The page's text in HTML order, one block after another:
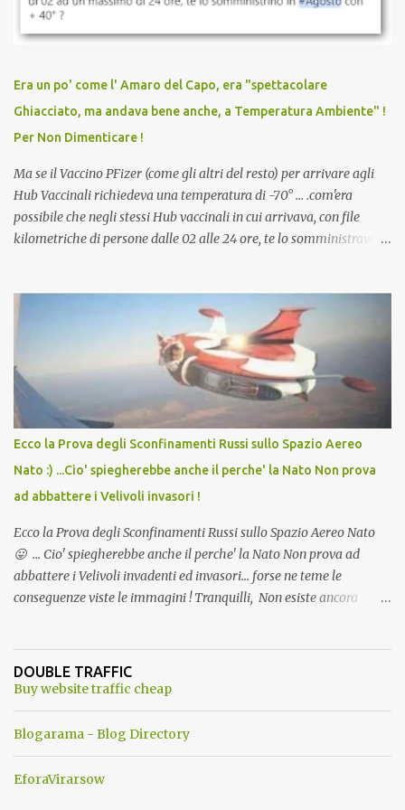
vaccinato, nessuno aveva prima cercato di farti sentire una
persona cattiva. Non avevamo mai visto un vaccino che minacci le
vaccino usato per minacciare i mezzi di sussistenza, il lavoro o la
scuola. Non avevamo mai visto un vaccino che permettesse a un
dodicenne di ignorare il consenso dei genitori. Dopo tutti i vaccini
che abbiamo elencato sopra...
Era un po' come l' Amaro del Capo, era "spettacolare
Ghiacciato, ma andava bene anche, a Temperatura Ambiente" !
Per Non Dimenticare !
Ma se il Vaccino PFizer (come gli altri del resto) per arrivare agli
Hub Vaccinali richiedeva una temperatura di -70° ... .com'era
possibile che negli stessi Hub vaccinali in cui arrivava, con file
kilometriche di persone dalle 02 alle 24 ore, te lo somministravano
Vaccino come: l' Amaro del Capo, era "spettacolare Ghiacciato, ma
andava bene anche, a Temperatura Ambiente"! Riproponiamo
l'articolo per NON Dimenticare!
Ecco la Prova degli Sconfinamenti Russi sullo Spazio Aereo
Nato :) ...Cio' spiegherebbe anche il perche' la Nato Non prova
ad abbattere i Velivoli invasori !
Ecco la Prova degli Sconfinamenti Russi sullo Spazio Aereo Nato
😛 ... Cio' spiegherebbe anche il perche' la Nato Non prova ad
abbattere i Velivoli invadenti ed invasori... forse ne teme le
conseguenze viste le immagini ! Tranquilli, Non esiste ancora
ancora una fantasia Nato o forse una "False Flag", per provocare
una guerra mondiale che difficilmente da menti sane, potrebbe
DOUBLE TRAFFIC
Buy website traffic cheap
Blogarama - Blog Directory
EforaVirarsow